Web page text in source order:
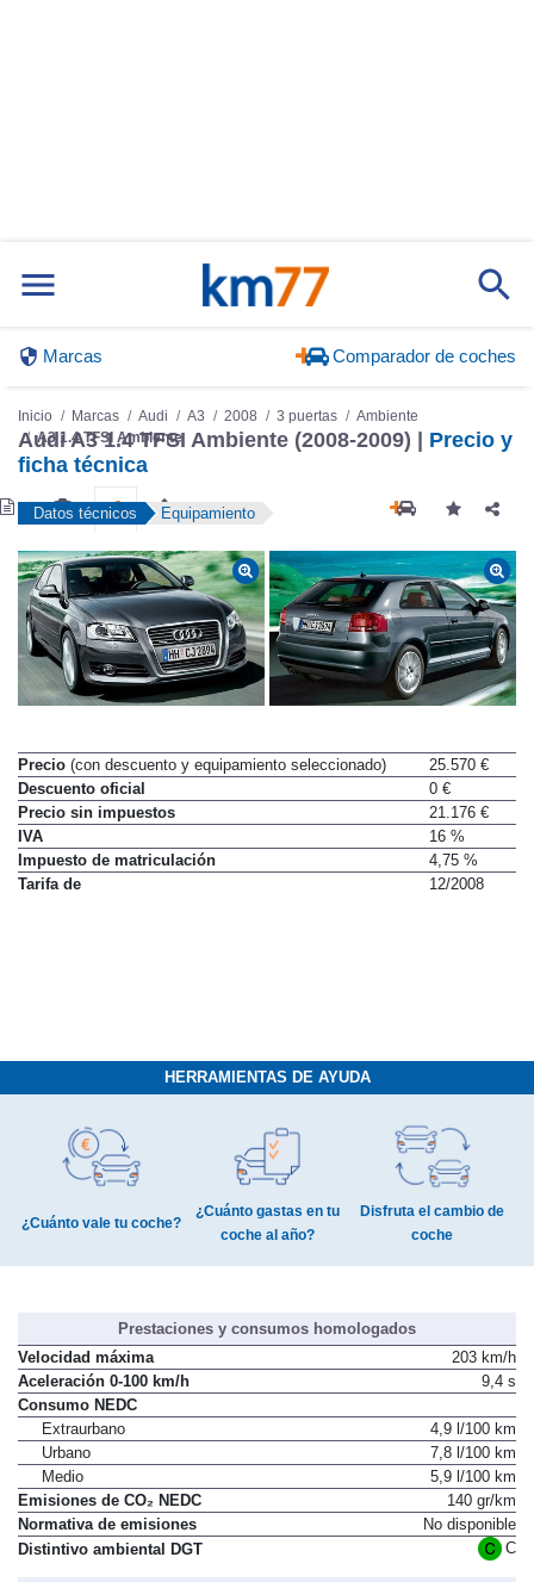
Marcas Comparador de coches
Inicio Marcas Audi A3 2008 3 puertas
Ambiente
A3 1.4 TFSI Ambiente
Audi A3 1.4 TFSI Ambiente (2008-2009) | Precio y
ficha técnica
Datos técnicos Equipamiento
Precio (con descuento y equipamiento seleccionado)
25.570 €
Descuento oficial
0 €
Precio sin impuestos
21.176 €
IVA
16 %
Impuesto de matriculación
4,75 %
Tarifa de
12/2008
HERRAMIENTAS DE AYUDA
¿Cuánto vale tu coche?
¿Cuánto gastas en tu
coche al año?
Disfruta el cambio de
coche
Prestaciones y consumos homologados
Velocidad máxima
203 km/h
Aceleración 0-100 km/h
9,4 s
Consumo NEDC
Extraurbano
4,9 l/100 km
Urbano
7,8 l/100 km
Medio
5,9 l/100 km
Emisiones de CO₂ NEDC
140 gr/km
Normativa de emisiones
No disponible
Distintivo ambiental DGT
C